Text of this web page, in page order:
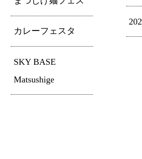
カレーフェスタ
SKY BASE
Matsushige